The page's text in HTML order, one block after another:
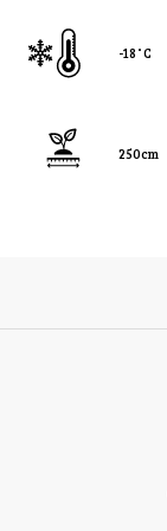
-18˚C
250cm